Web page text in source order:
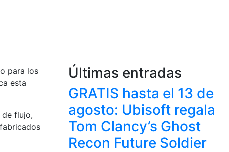
para los
esta
flujo,
Últimas entradas
GRATIS hasta el 13 de
agosto: Ubisoft regala
Tom Clancy’s Ghost
Recon Future Soldier